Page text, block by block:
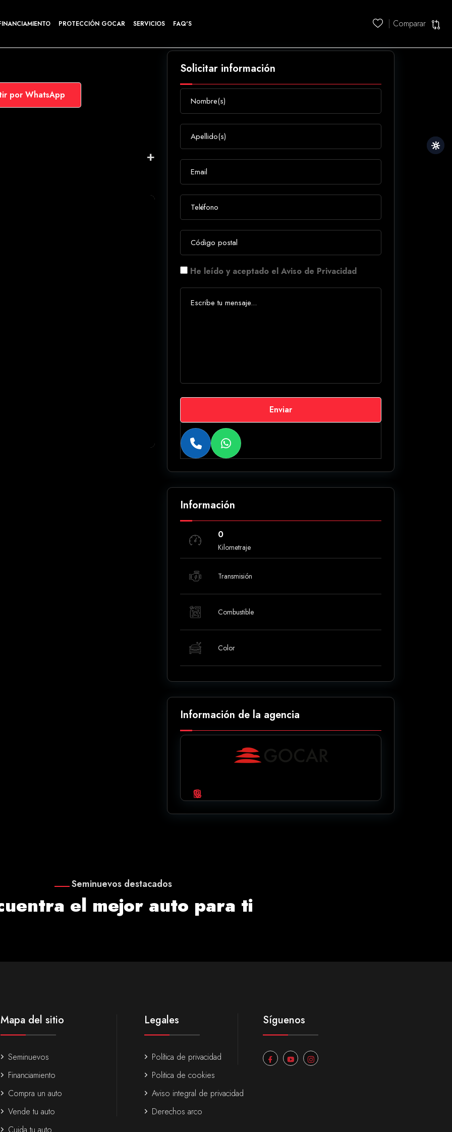
PROTECCIÓN GOCAR SERVICIOS FAQ'S Comparar
por WhatsApp
Solicitar información
He leído y aceptado el Aviso de Privacidad
Enviar
Información
0
Kilometraje
Transmisión
Combustible
Color
Información de la agencia
Seminuevos destacados
el mejor auto para ti
Mapa del sitio
Seminuevos
Financiamiento
Compra un auto
Vende tu auto
Legales
Política de privacidad
Politica de cookies
Aviso integral de privacidad
Derechos arco
Síguenos